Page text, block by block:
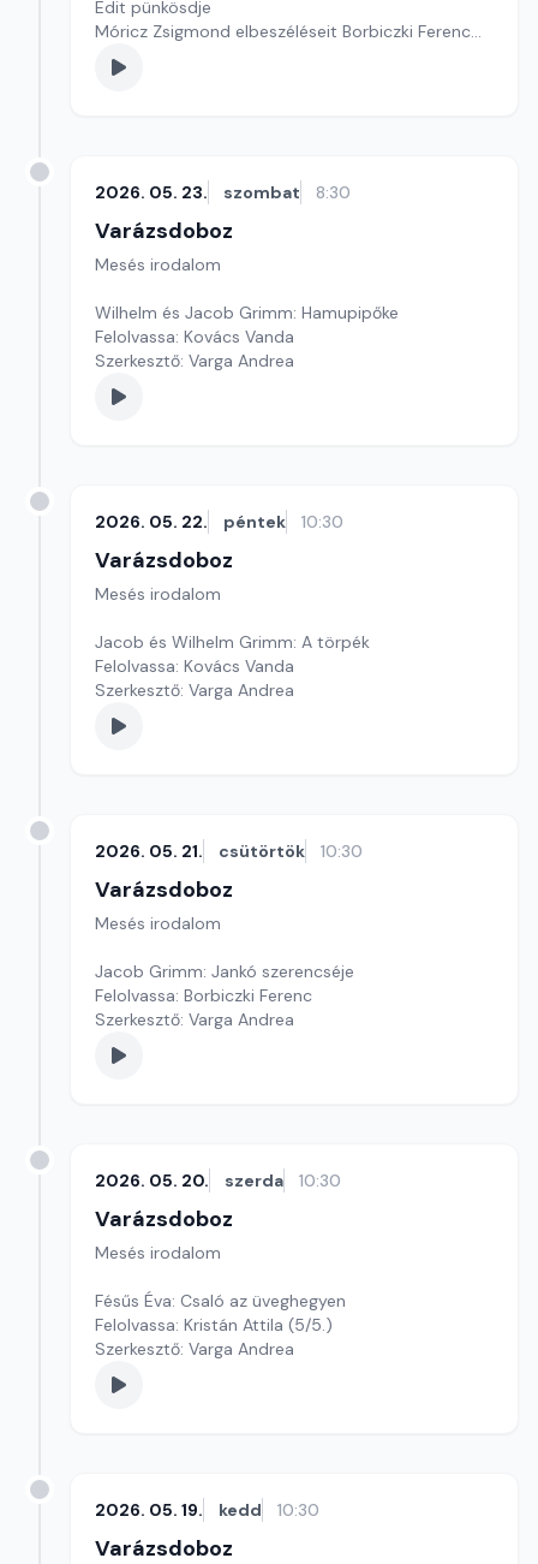
Edit pünkösdje
Móricz Zsigmond elbeszéléseit Borbiczki Ferenc
olvassa fel.
2026. 05. 23. szombat 8:30
Varázsdoboz
Mesés irodalom
Wilhelm és Jacob Grimm: Hamupipőke
Felolvassa: Kovács Vanda
Szerkesztő: Varga Andrea
2026. 05. 22. péntek 10:30
Varázsdoboz
Mesés irodalom
Jacob és Wilhelm Grimm: A törpék
Felolvassa: Kovács Vanda
Szerkesztő: Varga Andrea
2026. 05. 21. csütörtök 10:30
Varázsdoboz
Mesés irodalom
Jacob Grimm: Jankó szerencséje
Felolvassa: Borbiczki Ferenc
Szerkesztő: Varga Andrea
2026. 05. 20. szerda 10:30
Varázsdoboz
Mesés irodalom
Fésűs Éva: Csaló az üveghegyen
Felolvassa: Kristán Attila (5/5.)
Szerkesztő: Varga Andrea
2026. 05. 19. kedd 10:30
Varázsdoboz